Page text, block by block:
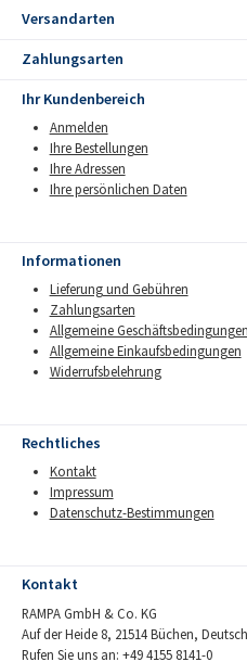
Versandarten
Zahlungsarten
Ihr Kundenbereich
Anmelden
Ihre Bestellungen
Ihre Adressen
Ihre persönlichen Daten
Informationen
Lieferung und Gebühren
Zahlungsarten
Allgemeine Geschäftsbedingungen
Allgemeine Einkaufsbedingungen
Widerrufsbelehrung
Rechtliches
Kontakt
Impressum
Datenschutz-Bestimmungen
Kontakt
RAMPA GmbH & Co. KG
Auf der Heide 8, 21514 Büchen,
Rufen Sie uns an: +49 4155 8141-0